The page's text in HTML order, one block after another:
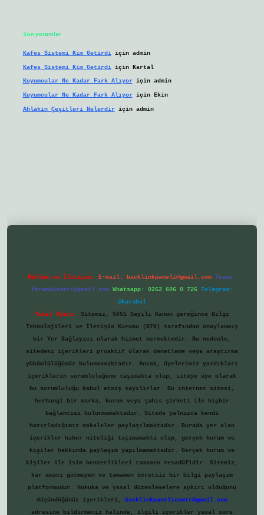
Son yorumlar
Kafes Sistemi Kim Getirdiiçin admin
Kafes Sistemi Kim Getirdiiçin Kartal
Kuyumcular Ne Kadar Fark Alıyoriçin admin
Kuyumcular Ne Kadar Fark Alıyoriçin Ekin
Ahlakın Çeşitleri Nelerdiriçin admin
Reklam ve İletişim: E-mail: backlinkpaneli@gmail.com Teams:
forumhizmeti@gmail.com Whatsapp: 0262 606 0 726 Telegram:
@karabul
Yasal Uyarı:
Sitemiz, 5651 Sayılı Kanun gereğince Bilgi
Teknolojileri ve İletişim Kurumu (BTK) tarafından onaylanmış
bir Yer Sağlayıcı olarak hizmet vermektedir. Bu nedenle,
sitedeki içerikleri proaktif olarak denetleme veya araştırma
yükümlülüğümüz bulunmamaktadır. Ancak, üyelerimiz yazdıkları
içeriklerin sorumluluğunu taşımakta olup, siteye üye olarak
bu sorumluluğu kabul etmiş sayılırlar. Bu internet sitesi,
herhangi bir marka, kurum veya şahıs şirketi ile hiçbir
bağlantısı bulunmamaktadır. Sitede yalnızca kendi
hazırladığımız makaleler paylaşılmaktadır. Burada yer alan
içerikler haber niteliği taşımamakta olup, gerçek kurum ve
kişiler hakkında paylaşım yapılmamaktadır. Gerçek kurum ve
kişiler ile isim benzerlikleri tamamen tesadüfidir. Sitemiz,
kar amacı gütmeyen ve tamamen ücretsiz bir bilgi paylaşım
platformudur. Hukuka ve yasal düzenlemelere aykırı olduğunu
düşündüğünüz içerikleri,
backlinkpanelicomtr@gmail.com
adresine bildirmeniz halinde, ilgili içerikler yasal süre